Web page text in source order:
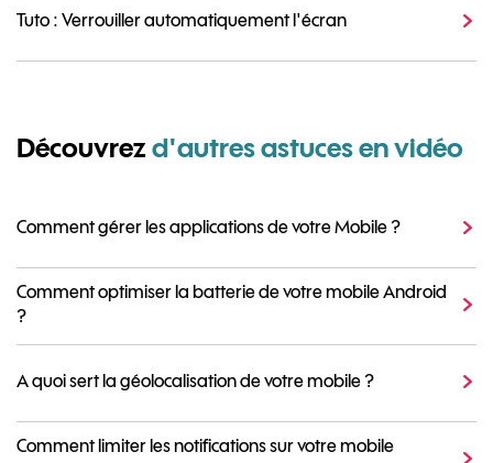
Tuto : Verrouiller automatiquement l'écran
Découvrezd'autres astuces en vidéo
Comment gérer les applications de votre Mobile ?
Comment optimiser la batterie de votre mobile Android
?
A quoi sert la géolocalisation de votre mobile ?
Comment limiter les notifications sur votre mobile